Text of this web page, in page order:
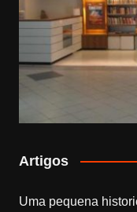
Artigos
Uma pequena